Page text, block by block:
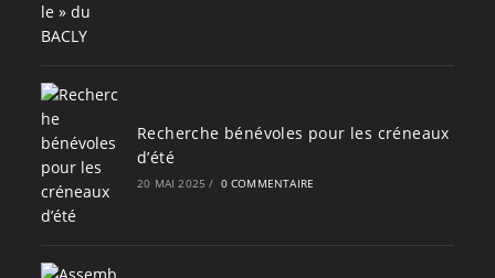
Recherche bénévoles pour les créneaux
d’été
20 MAI 2025 / 0 COMMENTAIRE